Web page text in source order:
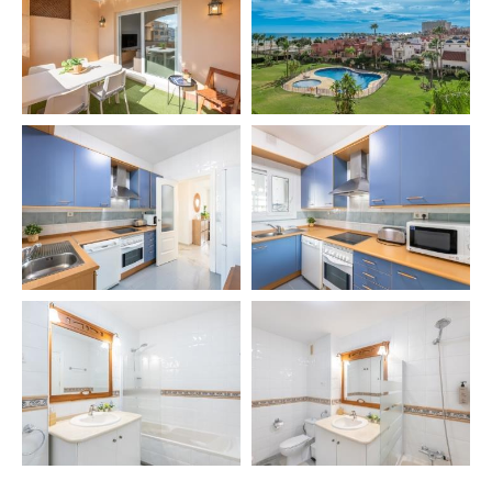
✔️ Terraza
✔️ Mesa exterior con 4 sillas
🧳 SERVICIOS INCLUIDOS
✔️ Limpieza final 🧹
🛎️ SERVICIOS EXTRA
🚖 Recogida aeropuerto
👨‍🍳 Chef privado
👶 Niñera
🛥️ Paseos y alquiler de barcos
🗺️ Tours privados (Sevilla, Granada, Córdoba, Mijas,
Ronda)
⛳ Green Fees